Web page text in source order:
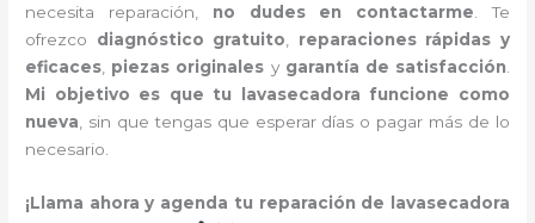
necesita reparación, no dudes en contactarme . Te
ofrezco diagnóstico gratuito
reparaciones rápidas y
eficaces piezas originales y garantía de satisfacción
Mi objetivo es que tu lavasecadora funcione como
nueva , sin que tengas que esperar días o pagar más de lo
necesario.
¡Llama ahora y agenda tu reparación de lavasecadora